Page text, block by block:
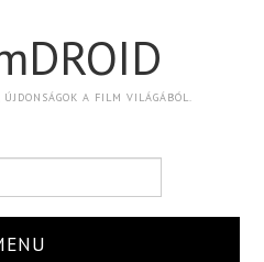
A FILM VILÁGÁBÓL.